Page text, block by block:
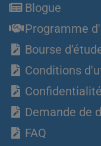
Blogue
Programme
Bourse
Conditions
Confidentialité
Demande de
FAQ